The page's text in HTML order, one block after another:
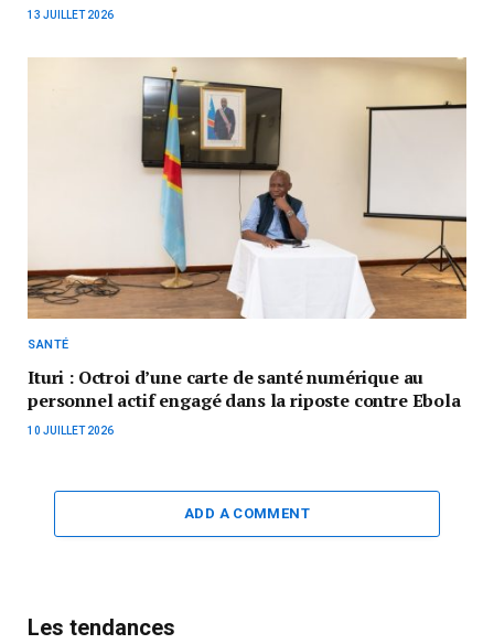
13 JUILLET 2026
SANTÉ
Ituri : Octroi d’une carte de santé numérique au
personnel actif engagé dans la riposte contre Ebola
10 JUILLET 2026
ADD A COMMENT
Les tendances